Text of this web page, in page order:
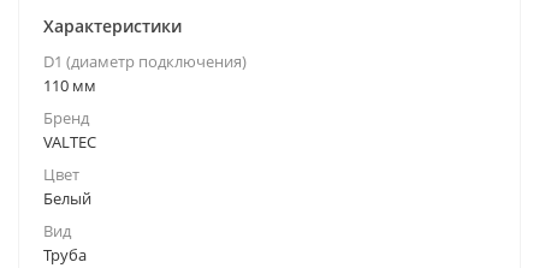
Характеристики
D1 (диаметр подключения)
110 мм
Бренд
VALTEC
Цвет
Белый
Вид
Труба